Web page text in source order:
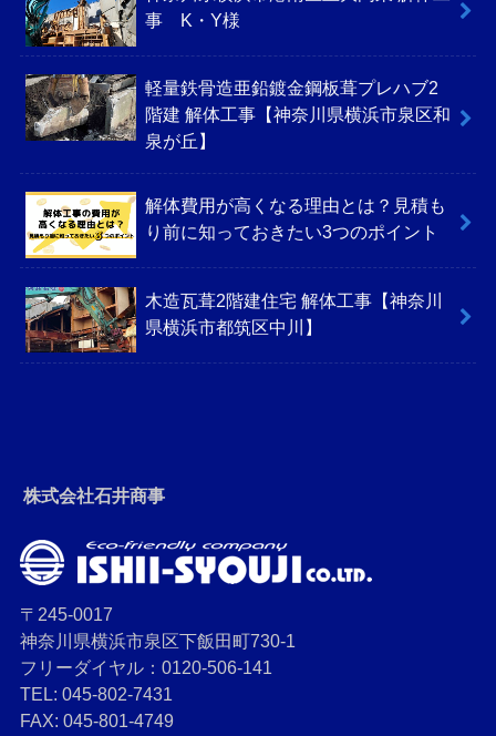
事 K・Y様
軽量鉄骨造亜鉛鍍金鋼板葺プレハブ2
階建 解体工事【神奈川県横浜市泉区和
泉が丘】
解体費用が高くなる理由とは？見積も
り前に知っておきたい3つのポイント
木造瓦葺2階建住宅 解体工事【神奈川
県横浜市都筑区中川】
株式会社石井商事
〒245-0017
神奈川県横浜市泉区下飯田町730-1
フリーダイヤル：0120-506-141
TEL: 045-802-7431
FAX: 045-801-4749